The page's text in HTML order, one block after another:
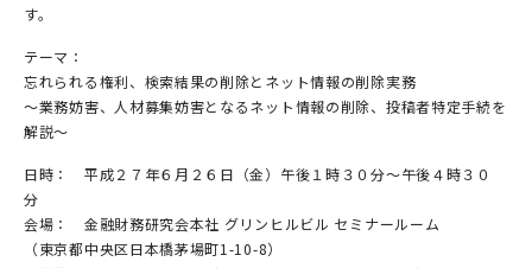
す。
テーマ：
忘れられる権利、検索結果の削除とネット情報の削除実務
～業務妨害、人材募集妨害となるネット情報の削除、投稿者特定手続を
解説～
日時： 平成２７年６月２６日（金）午後１時３０分～午後４時３０
分
会場： 金融財務研究会本社 グリンヒルビル セミナールーム
（東京都中央区日本橋茅場町1-10-8）